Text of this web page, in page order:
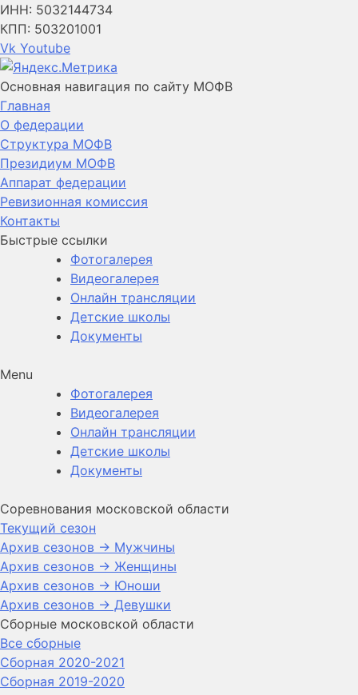
ИНН: 5032144734
КПП: 503201001
Vk Youtube
Основная навигация по сайту МОФВ
Главная
О федерации
Структура МОФВ
Президиум МОФВ
Аппарат федерации
Ревизионная комиссия
Контакты
Быстрые ссылки
Фотогалерея
Видеогалерея
Онлайн трансляции
Детские школы
Документы
Menu
Фотогалерея
Видеогалерея
Онлайн трансляции
Детские школы
Документы
Соревнования московской области
Текущий сезон
Архив сезонов -> Мужчины
Архив сезонов -> Женщины
Архив сезонов -> Юноши
Архив сезонов -> Девушки
Сборные московской области
Все сборные
Сборная 2020-2021
Сборная 2019-2020